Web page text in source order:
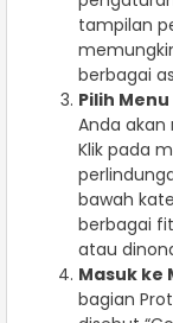
tampilan
berbagai
Pilih
Anda akan
Klik pada
bawah
berbagai
atau
Masuk ke
bagian